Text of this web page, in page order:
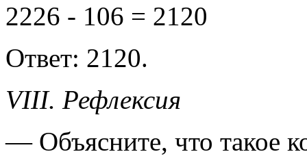
2226 - 106 = 2120
Ответ: 2120.
VIII. Рефлексия
— Объясните, что такое